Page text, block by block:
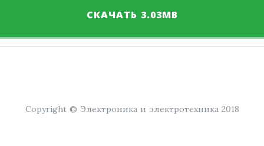
СКАЧАТЬ 3.03MB
Copyright © Электроника и электротехника 2018